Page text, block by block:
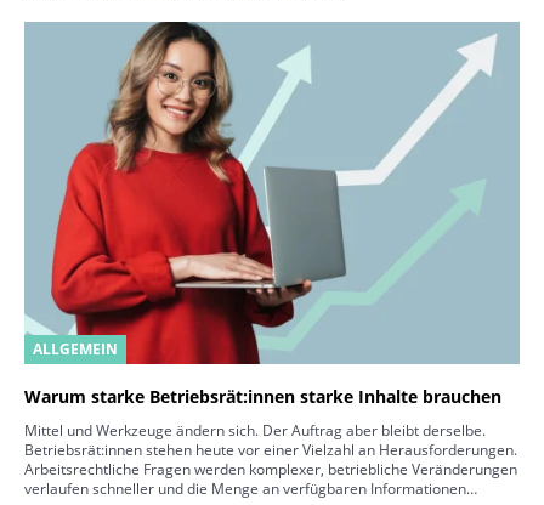
ALLGEMEIN
Warum starke Betriebsrät:innen starke Inhalte brauchen
Mittel und Werkzeuge ändern sich. Der Auftrag aber bleibt derselbe.
Betriebsrät:innen stehen heute vor einer Vielzahl an Herausforderungen.
Arbeitsrechtliche Fragen werden komplexer, betriebliche Veränderungen
verlaufen schneller und die Menge an verfügbaren Informationen…